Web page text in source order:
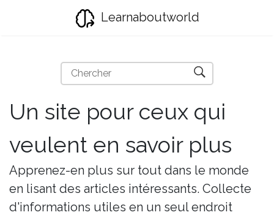
Learnaboutworld
Un site pour ceux qui
veulent en savoir plus
Apprenez-en plus sur tout dans le monde
en lisant des articles intéressants. Collecte
d'informations utiles en un seul endroit